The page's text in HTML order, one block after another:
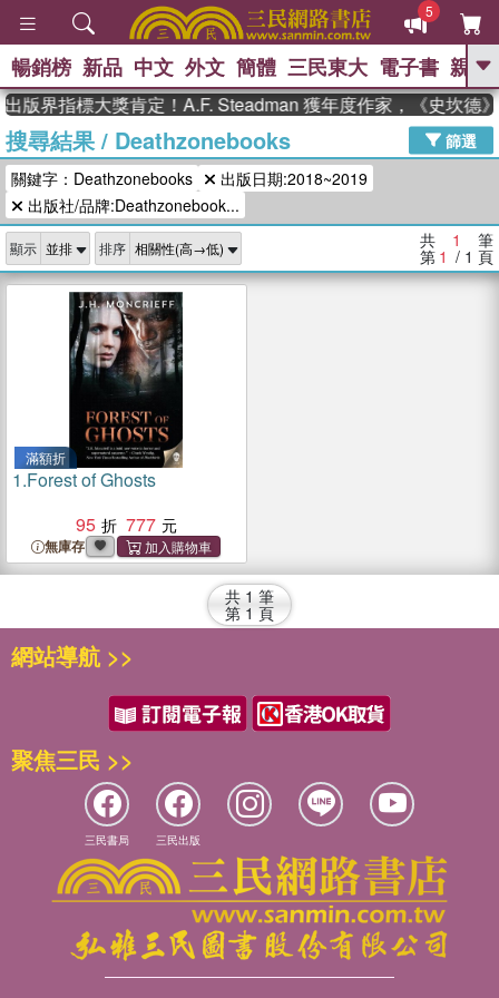
5
GO
熱搜： 東野圭吾 高希均教授回憶錄
、 The Odyssey 、 父親節 、 如果歷
史是一群喵 、 暑期推薦
獎 臺灣漫遊錄
登輝時代 、 數學女孩：黎曼猜想 、
偉大的迷走神經
暢銷榜 新品 中文 外文 簡體 三民東大 電子書 親子
版界指標大獎肯定！A.F. Steadman 獲年度作家，《史坎德
搜尋結果/ Deathzonebooks
篩選
關鍵字：Deathzonebooks
出版日期:2018~2019
出版社/品牌:Deathzonebook...
顯示 排序 共 1 筆
第 1 / 1 頁
滿額折
1.Forest of Ghosts
95
777
無庫存
共 1 筆
第 1 頁
網站導航 >>
聚焦三民 >>
三民書局 三民出版